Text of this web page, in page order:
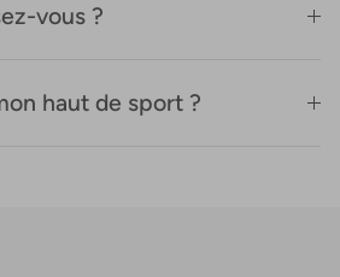
vous ?
haut de sport ?